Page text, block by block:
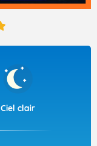
Ciel clair